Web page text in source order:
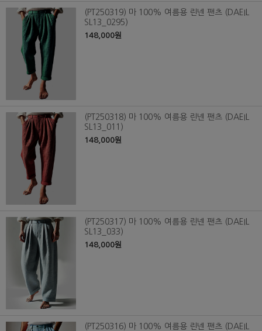
(PT250319) 마 100% 여름용 린넨 팬츠 (DAEIL
SL13_0295)
148,000원
(PT250318) 마 100% 여름용 린넨 팬츠 (DAEIL
SL13_011)
148,000원
(PT250317) 마 100% 여름용 린넨 팬츠 (DAEIL
SL13_033)
148,000원
(PT250316) 마 100% 여름용 린넨 팬츠 (DAEIL